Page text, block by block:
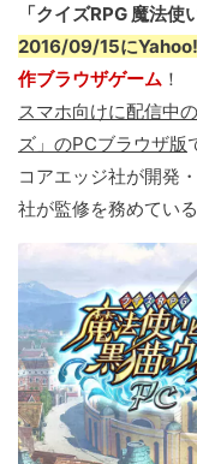
「クイズRPG 魔法使
2016/09/15に
作ブラウザゲーム ！
スマホ向けに配信中
ズ」のPCブラウザ版
コアエッジ社が開発
社が監修を務めている